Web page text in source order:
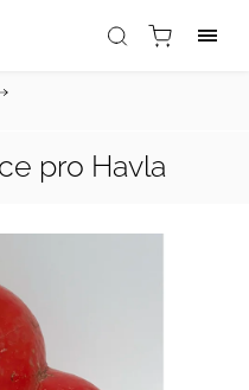
pro Havla